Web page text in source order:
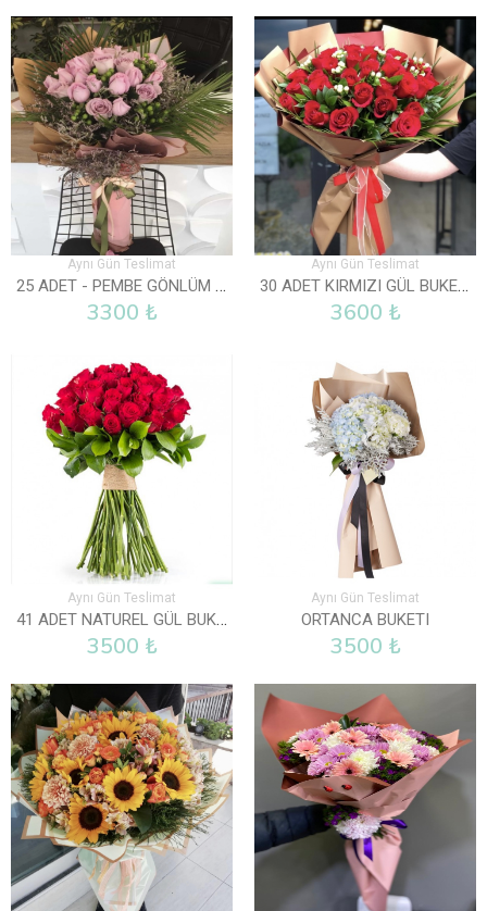
Aynı Gün Teslimat
25 ADET - PEMBE GÖNLÜM SENDE
3300 ₺
Aynı Gün Teslimat
30 ADET KIRMIZI GÜL BUKETI
3600 ₺
Aynı Gün Teslimat
41 ADET NATUREL GÜL BUKETI
3500 ₺
Aynı Gün Teslimat
ORTANCA BUKETI
3500 ₺